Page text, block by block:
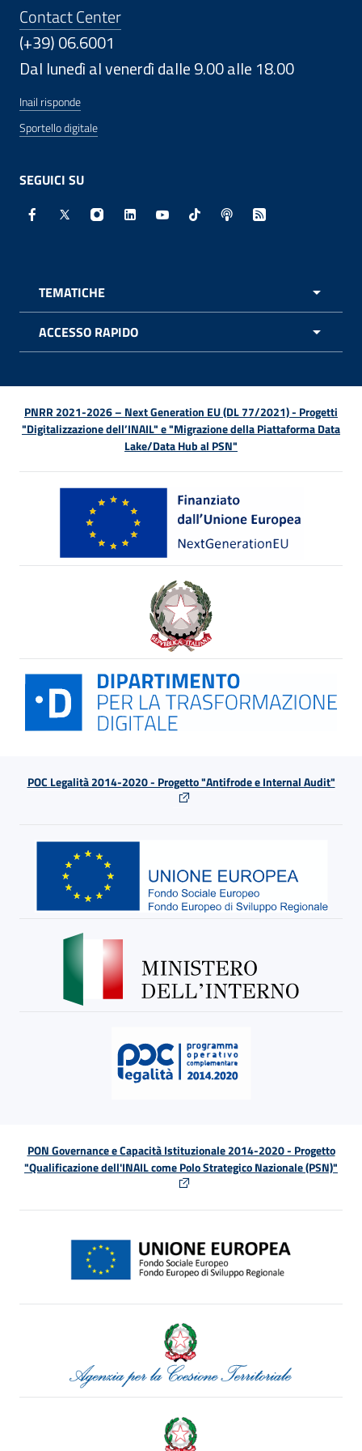
Contact Center
(+39) 06.6001
Dal lunedì al venerdì dalle 9.00 alle 18.00
Inail risponde
Sportello digitale
SEGUICI SU
Facebook - Sito esterno - Apertura in nuova finestra
X - Sito esterno - Apertura in nuova finestra
Instagram - Sito esterno - Apertura in
Linkedin - Sito esterno - Apertura in
Youtube - Sito esterno -
TikTok - Sito esterno -
Spreaker - Sito
Feed RSS -
TEMATICHE
ACCESSO RAPIDO
PNRR 2021-2026 – Next Generation EU (DL 77/2021) - Progetti
"Digitalizzazione dell’INAIL" e "Migrazione della Piattaforma Data
Lake/Data Hub al PSN"
POC Legalità 2014-2020 - Progetto "Antifrode e Internal Audit"
PON Governance e Capacità Istituzionale 2014-2020 - Progetto
"Qualificazione dell'INAIL come Polo Strategico Nazionale (PSN)"